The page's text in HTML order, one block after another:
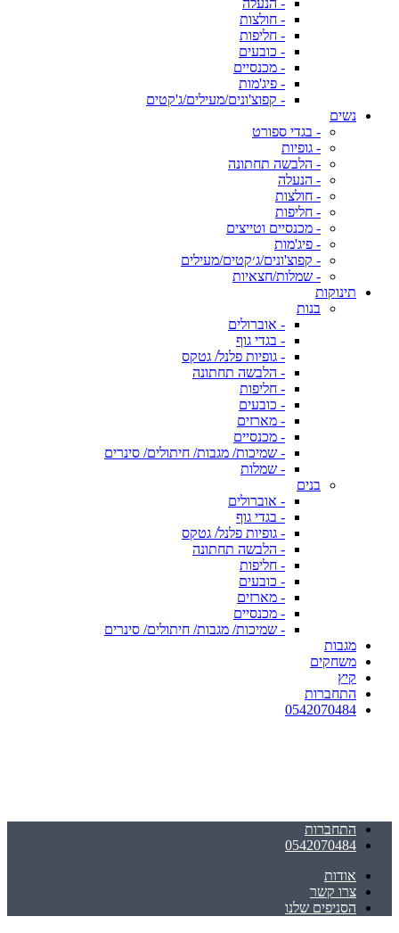
- הנעלה
- חולצות
- חליפות
- כובעים
- מכנסיים
- פיג'מות
- קפוצ'ונים/מעילים/ג'קטים
נשים
- בגדי ספורט
- גופיות
- הלבשה תחתונה
- הנעלה
- חולצות
- חליפות
- מכנסיים וטייצים
- פיג'מות
- קפוצ'ונים/ג׳קטים/מעילים
- שמלות/חצאיות
תינוקות
בנות
- אוברולים
- בגדי גוף
- גופיות פלנל/ גטקס
- הלבשה תחתונה
- חליפות
- כובעים
- מארזים
- מכנסיים
- שמיכות/ מגבות/ חיתולים/ סינרים
- שמלות
בנים
- אוברולים
- בגדי גוף
- גופיות פלנל/ גטקס
- הלבשה תחתונה
- חליפות
- כובעים
- מארזים
- מכנסיים
- שמיכות/ מגבות/ חיתולים/ סינרים
מגבות
משחקים
קיץ
התחברות
0542070484
התחברות
0542070484
אודות
צרו קשר
הסניפים שלנו